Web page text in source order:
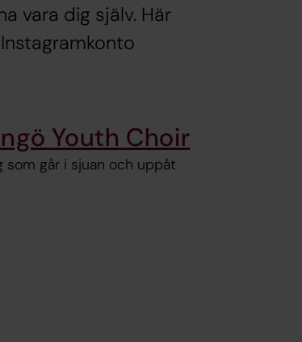
vara dig själv. Här
Youth Choir
som går i sjuan och uppåt